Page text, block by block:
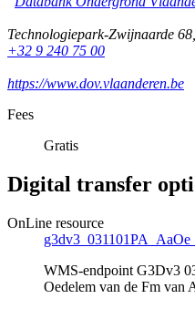
Technologiepark-Zwijnaarde 68,
+32 9 240 75 00
https://www.dov.vlaanderen.be
Fees
Gratis
Digital transfer
OnLine resource
WMS-endpoint G3Dv3
Oedelem van de Fm van